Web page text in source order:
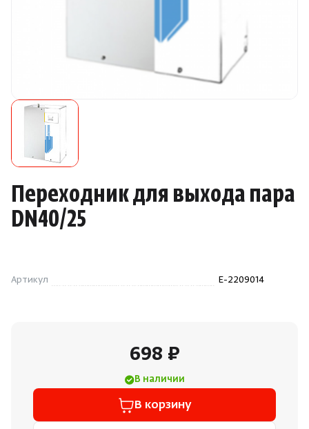
Запчасти
Отопление
Для хаммама
Ароматы
Инфракрасные сауны
Переходник для выхода пара
DN40/25
Артикул E-2209014
698 ₽
В наличии
В корзину